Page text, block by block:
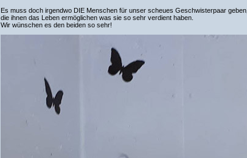
Es muss doch irgendwo DIE Menschen für unser scheues Geschwisterpaar geben,
die ihnen das Leben ermöglichen was sie so sehr verdient haben.
Wir wünschen es den beiden so sehr!